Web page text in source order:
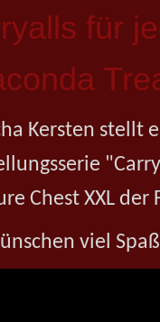
für
Kersten stellt
Chest XXL
viel